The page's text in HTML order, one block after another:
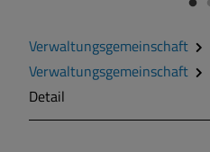
Verwaltungsgemeinschaft
Verwaltungsgemeinschaft
Detail